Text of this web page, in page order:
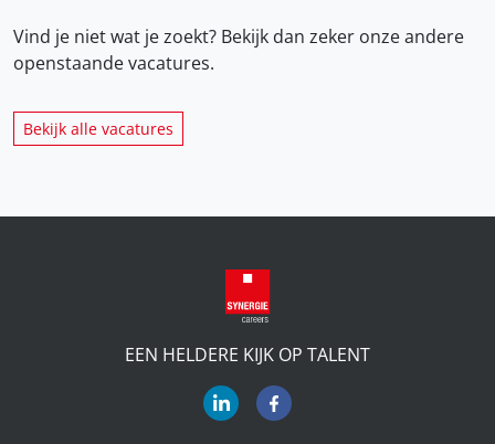
Vind je niet wat je zoekt? Bekijk dan zeker onzeandere
openstaande vacatures.
Bekijk alle vacatures
EEN HELDERE KIJK OP TALENT